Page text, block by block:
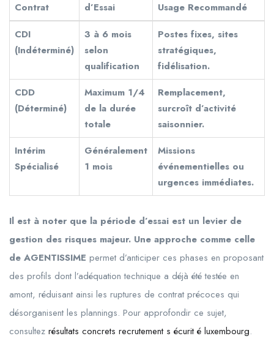
Contrat
d’Essai
Usage Recommandé
CDI
(Indéterminé)
3 à 6 mois
selon
qualification
Postes fixes, sites
stratégiques,
fidélisation.
CDD
(Déterminé)
Maximum 1/4
de la durée
totale
Remplacement,
surcroît d’activité
saisonnier.
Intérim
Spécialisé
Généralement
1 mois
Missions
événementielles ou
urgences immédiates.
Il est à noter que la période d’essai est un levier de
gestion des risques majeur. Une approche comme celle
de AGENTISSIME permet d’anticiper ces phases en proposant
des profils dont l’adéquation technique a déjà été testée en
amont, réduisant ainsi les ruptures de contrat précoces qui
désorganisent les plannings. Pour approfondir ce sujet,
consultez résultats concrets recrutement s écurit é luxembourg.